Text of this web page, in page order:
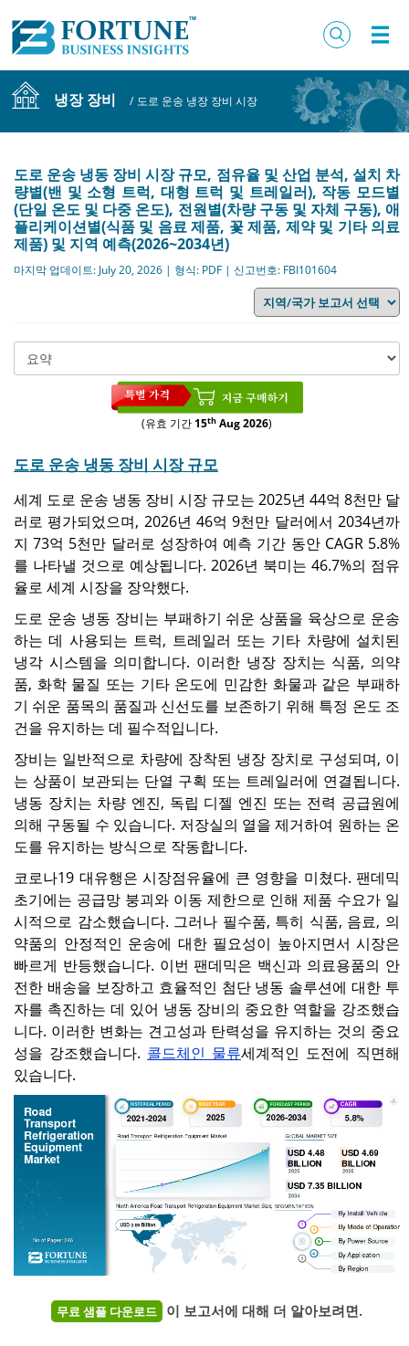
냉장 장비 / 도로 운송 냉장 장비 시장
도로 운송 냉동 장비 시장 규모, 점유율 및 산업 분석, 설치 차
량별(밴 및 소형 트럭, 대형 트럭 및 트레일러), 작동 모드별
(단일 온도 및 다중 온도), 전원별(차량 구동 및 자체 구동), 애
플리케이션별(식품 및 음료 제품, 꽃 제품, 제약 및 기타 의료
제품) 및 지역 예측(2026~2034년)
마지막 업데이트: July 20, 2026 | 형식: PDF | 신고번호: FBI101604
(유효 기간 15th Aug 2026)
도로 운송 냉동 장비 시장 규모
세계 도로 운송 냉동 장비 시장 규모는 2025년 44억 8천만 달
러로 평가되었으며, 2026년 46억 9천만 달러에서 2034년까
지 73억 5천만 달러로 성장하여 예측 기간 동안 CAGR 5.8%
를 나타낼 것으로 예상됩니다. 2026년 북미는 46.7%의 점유
율로 세계 시장을 장악했다.
도로 운송 냉동 장비는 부패하기 쉬운 상품을 육상으로 운송
하는 데 사용되는 트럭, 트레일러 또는 기타 차량에 설치된
냉각 시스템을 의미합니다. 이러한 냉장 장치는 식품, 의약
품, 화학 물질 또는 기타 온도에 민감한 화물과 같은 부패하
기 쉬운 품목의 품질과 신선도를 보존하기 위해 특정 온도 조
건을 유지하는 데 필수적입니다.
장비는 일반적으로 차량에 장착된 냉장 장치로 구성되며, 이
는 상품이 보관되는 단열 구획 또는 트레일러에 연결됩니다.
냉동 장치는 차량 엔진, 독립 디젤 엔진 또는 전력 공급원에
의해 구동될 수 있습니다. 저장실의 열을 제거하여 원하는 온
도를 유지하는 방식으로 작동합니다.
코로나19 대유행은 시장점유율에 큰 영향을 미쳤다. 팬데믹
초기에는 공급망 붕괴와 이동 제한으로 인해 제품 수요가 일
시적으로 감소했습니다. 그러나 필수품, 특히 식품, 음료, 의
약품의 안정적인 운송에 대한 필요성이 높아지면서 시장은
빠르게 반등했습니다. 이번 팬데믹은 백신과 의료용품의 안
전한 배송을 보장하고 효율적인 첨단 냉동 솔루션에 대한 투
자를 촉진하는 데 있어 냉동 장비의 중요한 역할을 강조했습
니다. 이러한 변화는 견고성과 탄력성을 유지하는 것의 중요
성을 강조했습니다. 콜드체인 물류세계적인 도전에 직면해
있습니다.
무료 샘플 다운로드 이 보고서에 대해 더 알아보려면.